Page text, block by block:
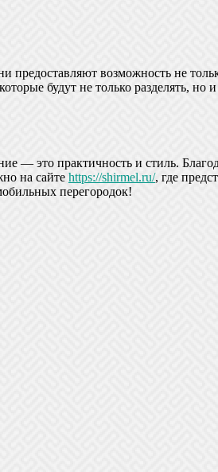
возможность не
будут не только разделять, но
— это практичность и стиль.
на сайте https://shirmel.ru/, где
перегородок!